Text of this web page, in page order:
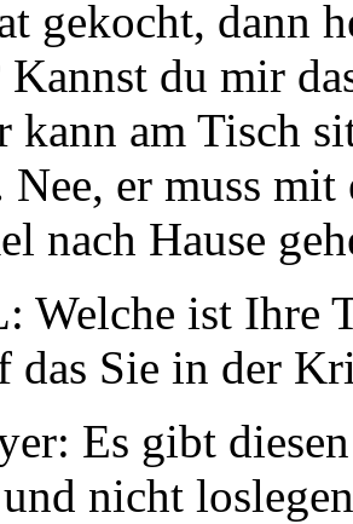
gekocht, dann
Kannst du mir
kann am Tisch
Nee, er muss
nach Hause
Welche ist Ihre
das Sie in der
Es gibt
nicht